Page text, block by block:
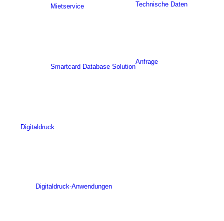
Mietservice
Smartcard Database Solution
Technische Daten
Anfrage
Digitaldruck
Digitaldruck-Anwendungen